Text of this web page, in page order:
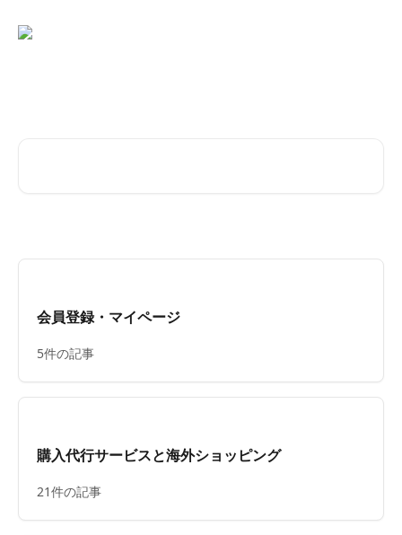
会員登録・マイページ
5件の記事
購入代行サービスと海外ショッピング
21件の記事